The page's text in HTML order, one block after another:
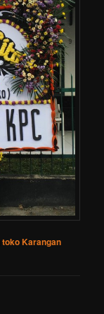
toko Karangan